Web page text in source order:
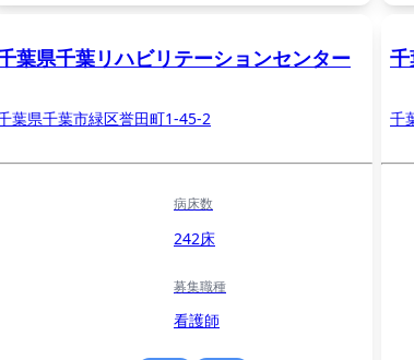
葉県千葉リハビリテーションセンター
葉県千葉市緑区誉田町1-45-2
病床数
242床
募集職種
看護師
千